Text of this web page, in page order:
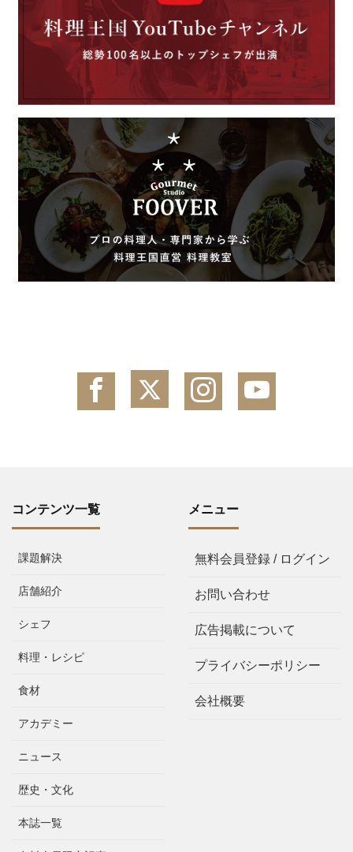
コンテンツ一覧
課題解決
店舗紹介
シェフ
料理・レシピ
食材
アカデミー
ニュース
歴史・文化
本誌一覧
メニュー
無料会員登録 / ログイン
お問い合わせ
広告掲載について
プライバシーポリシー
会社概要